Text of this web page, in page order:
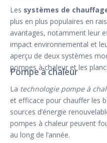
Les systèmes de
plus en plus populaires en
avantages, notamment leur
impact environnemental et
aperçu de deux systèmes
pompes à chaleur et les
Pompe à chaleur
La technologie pompe à
et efficace pour chauffer les
sources d’énergie
pompes à chaleur peuvent
au long de l’année.